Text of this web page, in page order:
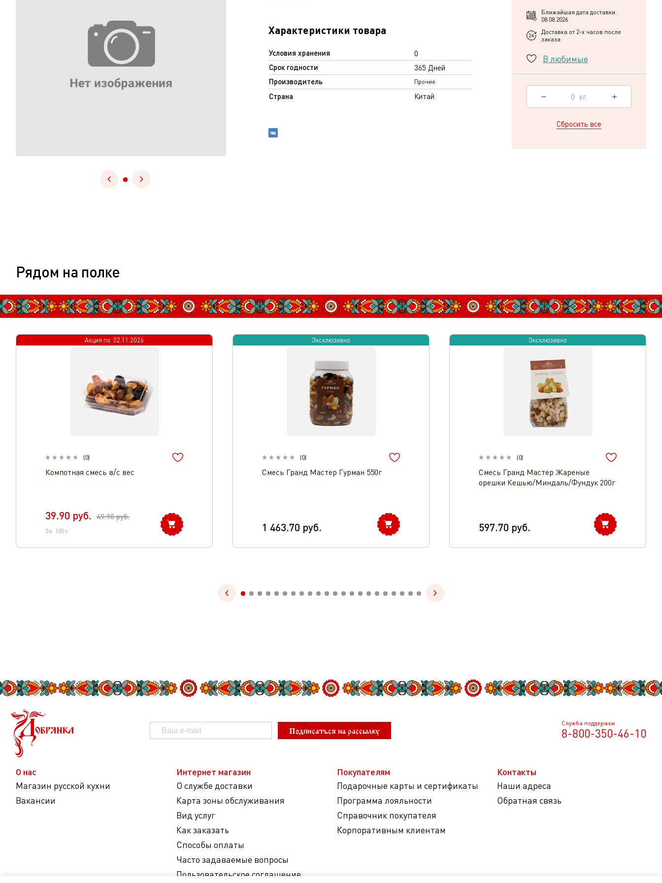
Характеристики товара
Условия хранения 0
Срок годности 365 Дней
Производитель Прочие
Страна Китай
Ближайшая дата доставки:
08.08.2026
Доставка от 2-х часов после
заказа
В любимые
0 кг.
Сбросить все
Рядом на полке
Акция по 02.11.2026
(0)
Компотная смесь в/с вес
39.90 руб. 49.90руб.
За 100 г.
Эксклюзивно
(0)
Смесь Гранд Мастер Гурман 550г
1 463.70 руб.
Эксклюзивно
(0)
Смесь Гранд Мастер Жареные
орешки Кешью/Миндаль/Фундук 200г
597.70 руб.
Подписаться на рассылку
Служба поддержки
8-800-350-46-10
О нас
Магазин русской кухни
Вакансии
Интернет магазин
О службе доставки
Карта зоны обслуживания
Вид услуг
Как заказать
Способы оплаты
Часто задаваемые вопросы
Пользовательское соглашение
Покупателям
Подарочные карты и сертификаты
Программа лояльности
Справочник покупателя
Корпоративным клиентам
Контакты
Наши адреса
Обратная связь